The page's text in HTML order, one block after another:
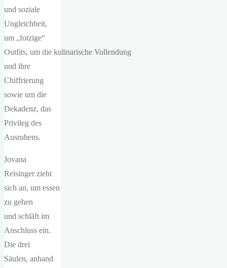
und soziale
Ungleichheit,
um „fotzige“
Outfits, um die kulinarische Vollendung
und ihre
Chiffrierung
sowie um die
Dekadenz, das
Privileg des
Ausruhens.
Jovana
Reisinger zieht
sich an, um essen
zu gehen
und schläft im
Anschluss ein.
Die drei
Säulen, anhand